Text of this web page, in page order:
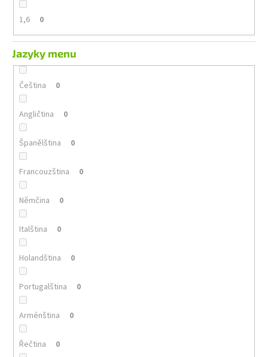
1,6 0
Jazyky menu
Čeština 0
Angličtina 0
Španělština 0
Francouzština 0
Němčina 0
Italština 0
Holandština 0
Portugalština 0
Arménština 0
Řečtina 0